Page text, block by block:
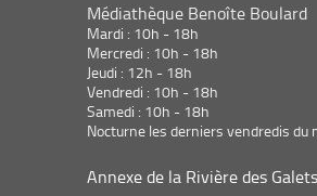
Médiathèque Benoîte Boulard
Mardi : 10h - 18h
Mercredi : 10h - 18h
Jeudi : 12h - 18h
Vendredi : 10h - 18h
Samedi : 10h - 18h
Nocturne les derniers vendredis du
Annexe de la Rivière des Galets